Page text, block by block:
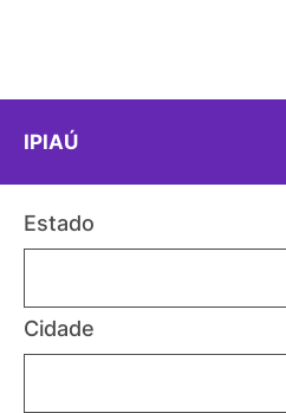
IPIAÚ
Estado
Cidade